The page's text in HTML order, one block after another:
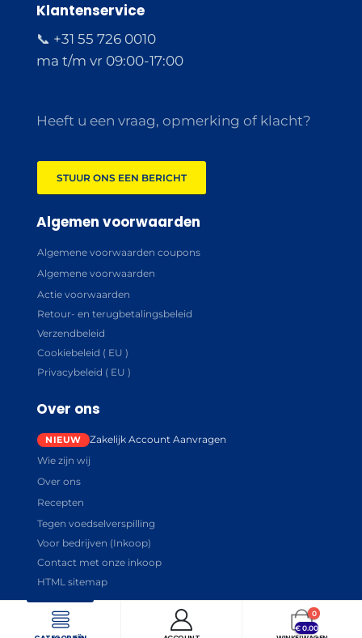
Klantenservice
📞 +31 55 726 0010
ma t/m vr 09:00-17:00
Heeft u een vraag, opmerking of klacht?
STUUR ONS EEN BERICHT
Algemen voorwaarden
Algemene voorwaarden coupons
Algemene voorwaarden
Actie voorwaarden
Retour- en terugbetalingsbeleid
Verzendbeleid
Cookiebeleid ( EU )
Privacybeleid ( EU )
Over ons
Zakelijk Account Aanvragen
Wie zijn wij
Over ons
Recepten
Tegen voedselverspilling
Voor bedrijven (Inkoop)
Contact met onze inkoop
HTML sitemap
0
€0.00